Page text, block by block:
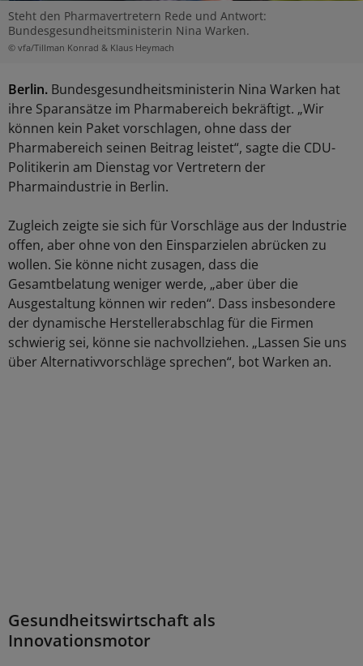
Steht den Pharmavertretern Rede und Antwort:
Bundesgesundheitsministerin Nina Warken.
© vfa/Tillman Konrad & Klaus Heymach
Berlin. Bundesgesundheitsministerin Nina Warken hat
ihre Sparansätze im Pharmabereich bekräftigt. „Wir
können kein Paket vorschlagen, ohne dass der
Pharmabereich seinen Beitrag leistet“, sagte die CDU-
Politikerin am Dienstag vor Vertretern der
Pharmaindustrie in Berlin.
Zugleich zeigte sie sich für Vorschläge aus der Industrie
offen, aber ohne von den Einsparzielen abrücken zu
wollen. Sie könne nicht zusagen, dass die
Gesamtbelatung weniger werde, „aber über die
Ausgestaltung können wir reden“. Dass insbesondere
der dynamische Herstellerabschlag für die Firmen
schwierig sei, könne sie nachvollziehen. „Lassen Sie uns
über Alternativvorschläge sprechen“, bot Warken an.
Gesundheitswirtschaft als
Innovationsmotor